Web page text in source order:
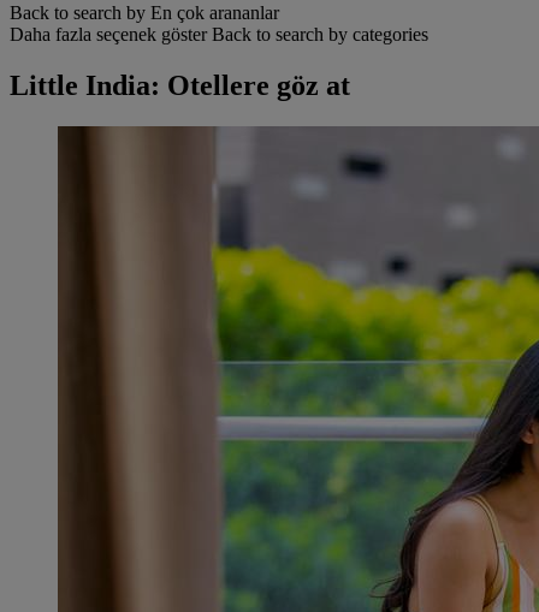
Back to search by En çok arananlar
Daha fazla seçenek göster Back to search by categories
Little India: Otellere göz at